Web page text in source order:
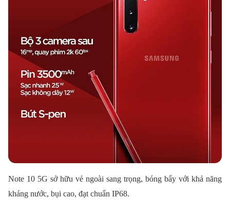
Note 10 5G sở hữu vẻ ngoài sang trọng, bóng bẩy với khả năng
kháng nước, bụi cao, đạt chuẩn IP68.